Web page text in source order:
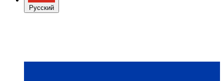
Русский